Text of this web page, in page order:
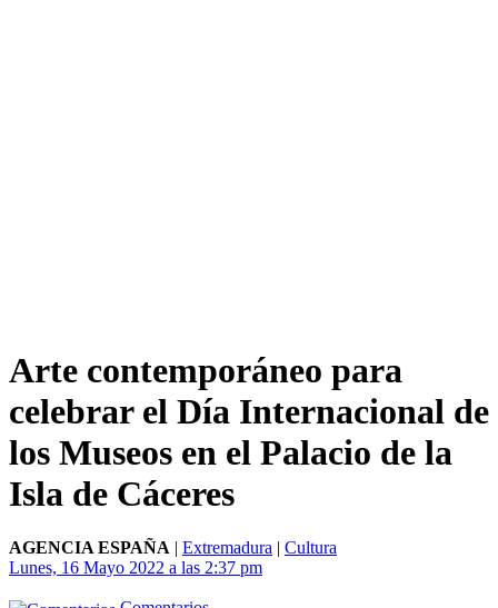
Arte contemporáneo para
celebrar el Día Internacional de
los Museos en el Palacio de la
Isla de Cáceres
AGENCIA ESPAÑA | Extremadura | Cultura
Lunes, 16 Mayo 2022 a las 2:37 pm